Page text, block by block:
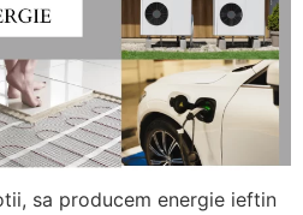
sa producem energie ieftin